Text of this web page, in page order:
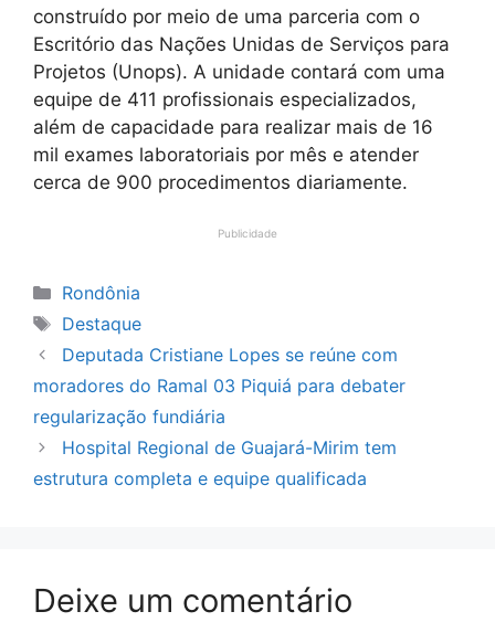
construído por meio de uma parceria com o
Escritório das Nações Unidas de Serviços para
Projetos (Unops). A unidade contará com uma
equipe de 411 profissionais especializados,
além de capacidade para realizar mais de 16
mil exames laboratoriais por mês e atender
cerca de 900 procedimentos diariamente.
Publicidade
Categorias
Rondônia
Tags
Destaque
Deputada Cristiane Lopes se reúne com
moradores do Ramal 03 Piquiá para debater
regularização fundiária
Hospital Regional de Guajará-Mirim tem
estrutura completa e equipe qualificada
Deixe um comentário